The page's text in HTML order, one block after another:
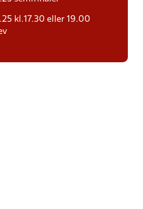
kl.17.30 eller 19.00